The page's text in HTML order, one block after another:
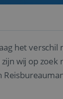
het verschil
Bij Travel Store